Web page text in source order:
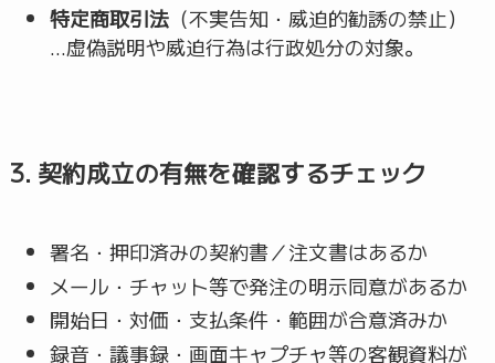
特定商取引法（不実告知・威迫的勧誘の禁止）
…虚偽説明や威迫行為は行政処分の対象。
3. 契約成立の有無を確認するチェック
署名・押印済みの契約書／注文書はあるか
メール・チャット等で発注の明示同意があるか
開始日・対価・支払条件・範囲が合意済みか
録音・議事録・画面キャプチャ等の客観資料が